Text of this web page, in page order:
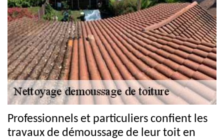
Professionnels et particuliers confient les
travaux de démoussage de leur toit en